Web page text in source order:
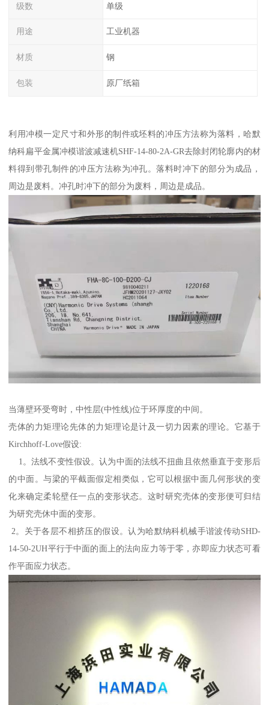
级数 单级
用途 工业机器
材质 钢
包装 原厂纸箱
利用冲模一定尺寸和外形的制件或坯料的冲压方法称为落料，哈默
纳科扁平金属冲模谐波减速机SHF-14-80-2A-GR去除封闭轮廓内的材
料得到带孔制件的冲压方法称为冲孔。落料时冲下的部分为成品，
周边是废料。冲孔时冲下的部分为废料，周边是成品。
当薄壁环受弯时，中性层(中性线)位于环厚度的中间。
壳体的力矩理论先体的力矩理论是计及一切力因素的理论。它基于
Kirchhoff-Love假设:
1。法线不变性假设。认为中面的法线不扭曲且依然垂直于变形后
的中面。与梁的平截面假定相类似，它可以根据中面几何形状的变
化来确定柔轮壁任一点的变形状态。这时研究壳体的变形便可归结
为研究壳休中面的变形。
2。关于各层不相挤压的假设。认为哈默纳科机械手谐波传动SHD-
14-50-2UH平行于中面的面上的法向应力等于零，亦即应力状态可看
作平面应力状态。